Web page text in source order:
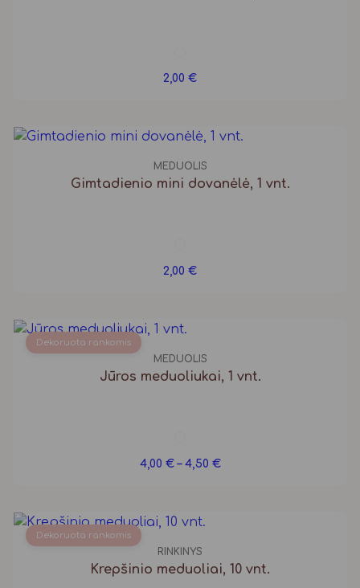
2,00 €
MEDUOLIS
Gimtadienio mini dovanėlė, 1 vnt.
2,00 €
Dekoruota rankomis
MEDUOLIS
Jūros meduoliukai, 1 vnt.
4,00 € – 4,50 €Price
Dekoruota rankomis
RINKINYS
Krepšinio meduoliai, 10 vnt.